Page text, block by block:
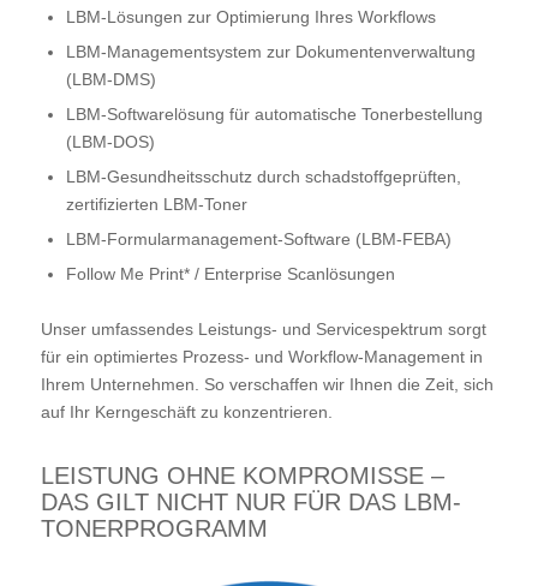
LBM-Lösungen zur Optimierung Ihres Workflows
LBM-Managementsystem zur Dokumentenverwaltung
(LBM-DMS)
LBM-Softwarelösung für automatische Tonerbestellung
(LBM-DOS)
LBM-Gesundheitsschutz durch schadstoffgeprüften,
zertifizierten LBM-Toner
LBM-Formularmanagement-Software (LBM-FEBA)
Follow Me Print* / Enterprise Scanlösungen
Unser umfassendes Leistungs- und Servicespektrum sorgt
für ein optimiertes Prozess- und Workflow-Management in
Ihrem Unternehmen. So verschaffen wir Ihnen die Zeit, sich
auf Ihr Kerngeschäft zu konzentrieren.
LEISTUNG OHNE KOMPROMISSE –
DAS GILT NICHT NUR FÜR DAS LBM-
TONERPROGRAMM